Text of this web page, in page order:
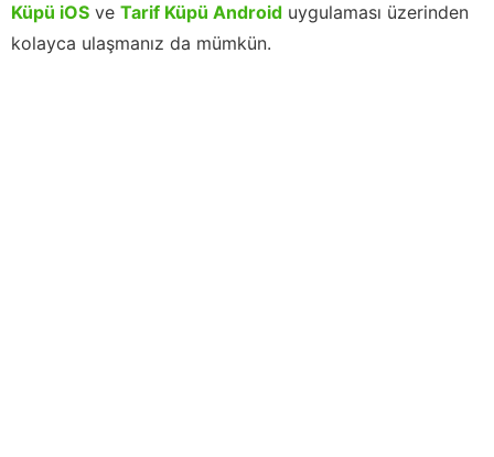
Küpü iOS ve Tarif Küpü Android uygulaması üzerinden
kolayca ulaşmanız da mümkün.